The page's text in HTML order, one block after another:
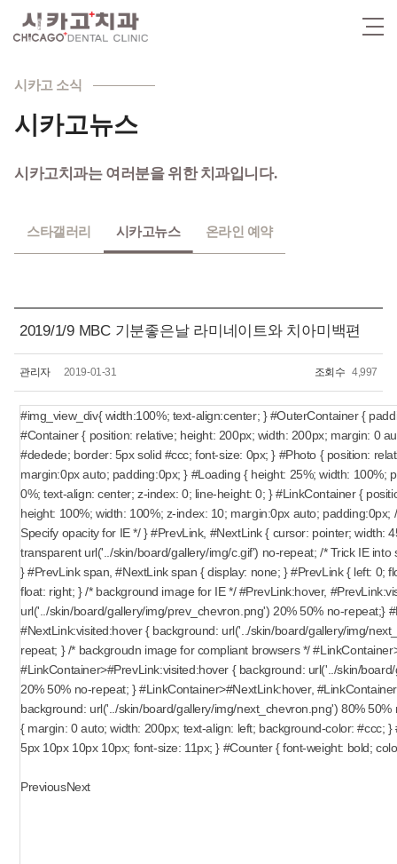
시카고 소식
시카고뉴스
시카고치과는 여러분을 위한 치과입니다.
스타갤러리 시카고뉴스 온라인 예약
2019/1/9 MBC 기분좋은날 라미네이트와 치아미백편
관리자 2019-01-31 조회수 4,997
#img_view_div{ width:100%; text-align:center; } #OuterContainer {
#Container { position: relative; height: 200px; width: 200px; margin: 0
#dedede; border: 5px solid #ccc; font-size: 0px; } #Photo { position:
margin:0px auto; padding:0px; } #Loading { height: 25%; width: 100%;
0%; text-align: center; z-index: 0; line-height: 0; } #LinkContainer {
height: 100%; width: 100%; z-index: 10; margin:0px auto; padding:0px;
Specify opacity for IE */ } #PrevLink, #NextLink { cursor: pointer; width:
transparent url('../skin/board/gallery/img/c.gif') no-repeat; /* Trick IE into
} #PrevLink span, #NextLink span { display: none; } #PrevLink { left: 0;
float: right; } /* background image for IE */ #PrevLink:hover,
url('../skin/board/gallery/img/prev_chevron.png') 20% 50% no-repeat;}
#NextLink:visited:hover { background: url('../skin/board/gallery/img/
repeat; } /* backgroudn image for compliant browsers */
#LinkContainer>#PrevLink:visited:hover { background: url('../skin/
20% 50% no-repeat; } #LinkContainer>#NextLink:hover,
background: url('../skin/board/gallery/img/next_chevron.png') 80%
{ margin: 0 auto; width: 200px; text-align: left; background-color: #ccc;
5px 10px 10px 10px; font-size: 11px; } #Counter { font-weight: bold;
PreviousNext